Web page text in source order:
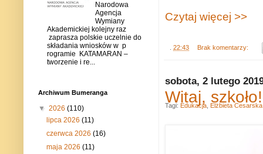
Czytaj więcej >>
22:43 Brak komentarzy:
sobota, 2 lutego
Witaj,
Tagi: Edukacja Elżbieta Cesarska
Narodowa
Agencja
Wymiany
Akademickiej kolejny raz
zaprasza polskie uczelnie do
składania wniosków w p
rogramie KATAMARAN –
tworzenie i re...
Archiwum Bumeranga
▼ 2026 (110)
lipca 2026(11)
czerwca 2026(16)
maja 2026(11)